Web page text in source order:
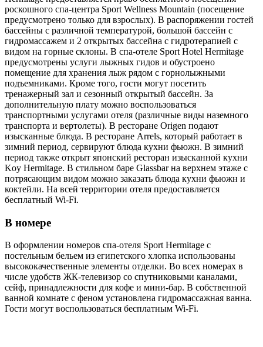
роскошного спа-центра Sport Wellness Mountain (посещение
предусмотрено только для взрослых). В распоряжении гостей
бассейны с различной температурой, большой бассейн с
гидромассажем и 2 открытых бассейна с гидротерапией с
видом на горные склоны. В спа-отеле Sport Hotel Hermitage
предусмотрены услуги лыжных гидов и обустроено
помещение для хранения лыж рядом с горнолыжными
подъемниками. Кроме того, гости могут посетить
тренажерный зал и сезонный открытый бассейн. За
дополнительную плату можно воспользоваться
транспортными услугами отеля (различные виды наземного
транспорта и вертолеты). В ресторане Origen подают
изысканные блюда. В ресторане Arrels, который работает в
зимний период, сервируют блюда кухни фьюжн. В зимний
период также открыт японский ресторан изысканной кухни
Koy Hermitage. В стильном баре Glassbar на верхнем этаже с
потрясающим видом можно заказать блюда кухни фьюжн и
коктейли. На всей территории отеля предоставляется
бесплатный Wi-Fi.
В номере
В оформлении номеров спа-отеля Sport Hermitage с
постельным бельем из египетского хлопка использованы
высококачественные элементы отделки. Во всех номерах в
числе удобств ЖК-телевизор со спутниковыми каналами,
сейф, принадлежности для кофе и мини-бар. В собственной
ванной комнате с феном установлена гидромассажная ванна.
Гости могут воспользоваться бесплатным Wi-Fi.